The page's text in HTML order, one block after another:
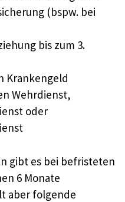
(bspw. bei
bis zum 3.
Krankengeld
Wehrdienst,
oder
gibt es bei befristeten
6 Monate
aber folgende